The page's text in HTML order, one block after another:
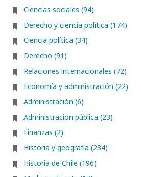
Ciencias sociales (94)
Derecho y ciencia política (174)
Ciencia política (34)
Derecho (91)
Relaciones internacionales (72)
Economía y administración (22)
Administración (6)
Administracion pública (23)
Finanzas (2)
Historia y geografía (234)
Historia de Chile (196)